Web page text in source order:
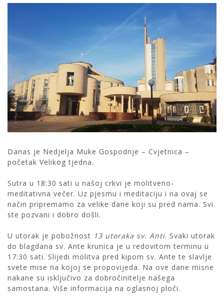
Danas je Nedjelja Muke Gospodnje – Cvjetnica –
početak Velikog tjedna.
Sutra u 18:30 sati u našoj crkvi je molitveno-
meditativna večer. Uz pjesmu i meditaciju i na ovaj se
način pripremamo za velike dane koji su pred nama. Svi
ste pozvani i dobro došli.
U utorak je pobožnost 13 utoraka sv. Anti. Svaki utorak
do blagdana sv. Ante krunica je u redovitom terminu u
17:30 sati. Slijedi molitva pred kipom sv. Ante te slavlje
svete mise na kojoj se propovijeda. Na ove dane misne
nakane su isključivo za dobročinitelje našega
samostana. Više informacija na oglasnoj ploči.